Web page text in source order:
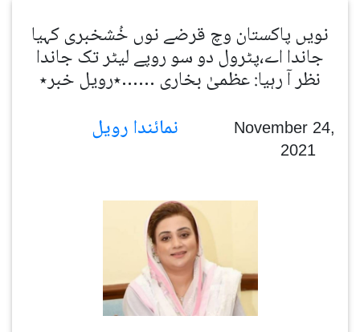
نویں پاکستان وچ قرضے نوں خُشخبری کہیا
جاندا اے،پٹرول دو سو روپے لیٹر تک جاندا
نظر آ رہیا: عظمیٰ بخاری ……٭رویل خبر٭
November 24,
2021